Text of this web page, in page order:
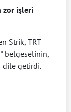
zor işleri
Strik, TRT
belgeselinin,
dile getirdi.